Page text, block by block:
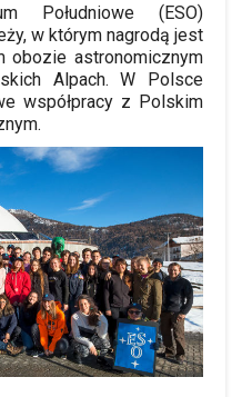
Południowe (ESO)
w którym nagrodą jest
obozie astronomicznym
Alpach. W Polsce
współpracy z Polskim